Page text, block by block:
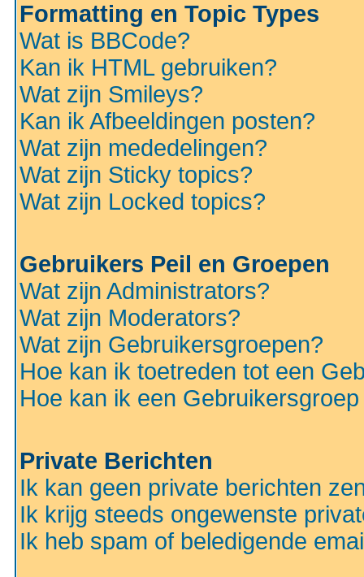
Formatting en Topic Types
Wat is BBCode?
Kan ik HTML gebruiken?
Wat zijn Smileys?
Kan ik Afbeeldingen posten?
Wat zijn mededelingen?
Wat zijn Sticky topics?
Wat zijn Locked topics?
Gebruikers Peil en Groepen
Wat zijn Administrators?
Wat zijn Moderators?
Wat zijn Gebruikersgroepen?
Hoe kan ik toetreden tot een
Hoe kan ik een
Private Berichten
Ik kan geen private berichten
Ik krijg steeds ongewenste
Ik heb spam of beledigende